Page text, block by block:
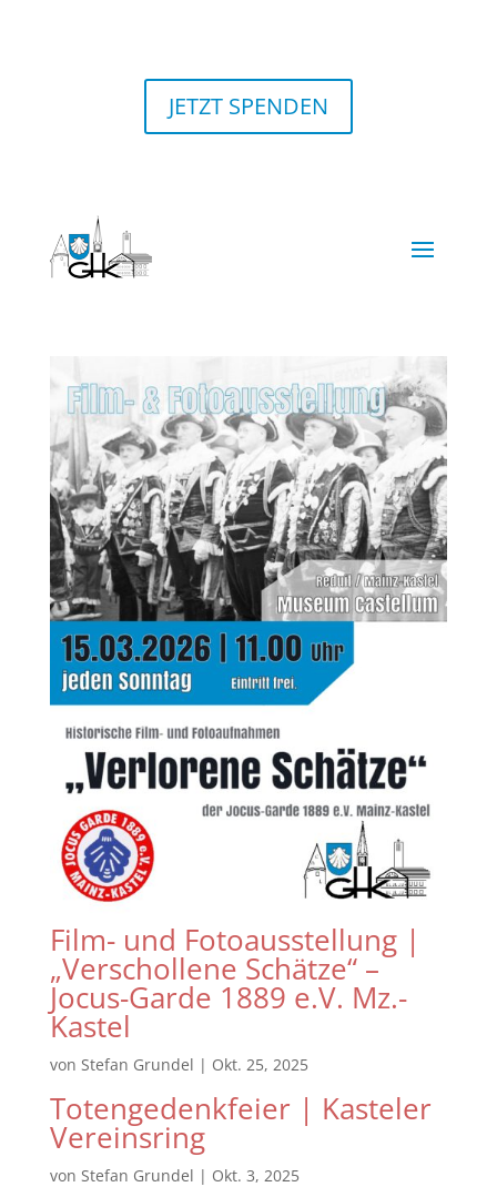
JETZT SPENDEN
Film- und Fotoausstellung |
„Verschollene Schätze“ –
Jocus-Garde 1889 e.V. Mz.-
Kastel
von Stefan Grundel | Okt. 25, 2025
Totengedenkfeier | Kasteler
Vereinsring
von Stefan Grundel | Okt. 3, 2025